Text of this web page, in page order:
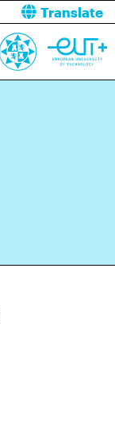
Translate